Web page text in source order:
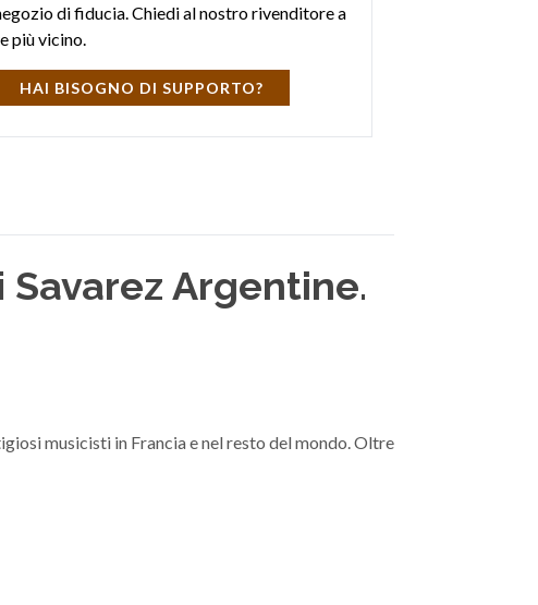
di fiducia. Chiedi al nostro rivenditore a
più vicino.
HAI BISOGNO DI SUPPORTO?
Savarez Argentine.
musicisti in Francia e nel resto del mondo. Oltre